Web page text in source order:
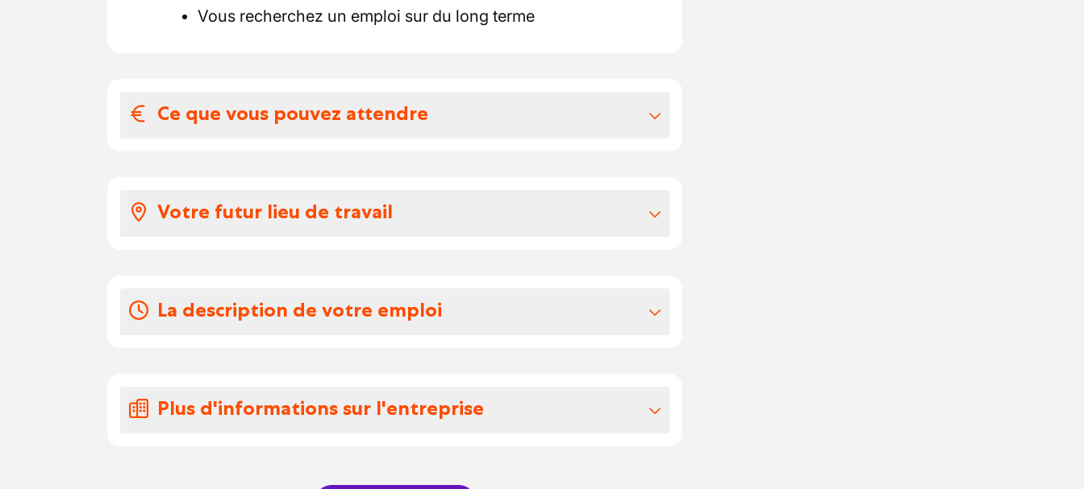
Vous recherchez un emploi sur du long terme
Ce que vous pouvez attendre
Travail en horaires tournants
Votre futur lieu de travail
La description de votre emploi
Accueillir et conseiller les clients avec le sourire
Veiller à la propreté et à l’hygiène de l’espace de vente
Plus d'informations sur l'entreprise